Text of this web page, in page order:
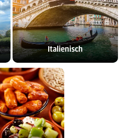
Italienisch